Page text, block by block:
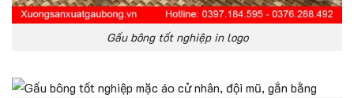
Gấu bông tốt nghiệp in logo